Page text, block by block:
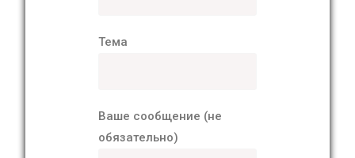
Тема
Ваше сообщение (не
обязательно)